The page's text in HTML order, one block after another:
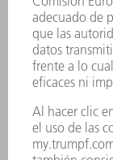
se
y
bordes
de sus
cortes.